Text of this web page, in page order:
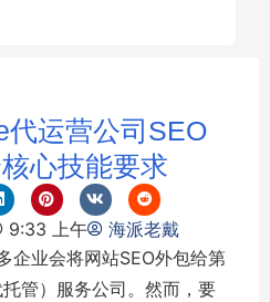
代运营公司SEO
心技能要求
9:33 上午
海派老戴
企业会将网站SEO外包给第
管）服务公司。然而，要